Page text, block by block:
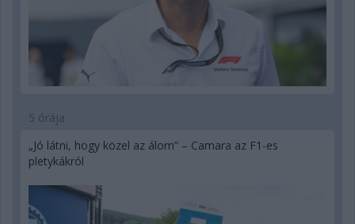
5 órája
„Jó látni, hogy közel az álom” – Camara az F1-es
pletykákról